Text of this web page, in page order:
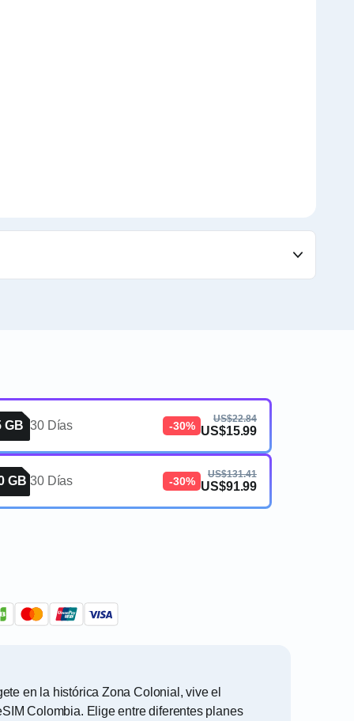
GB 30 Días -30%
US$22.84
US$15.99
GB 30 Días -30%
US$131.41
US$91.99
en la histórica Zona Colonial, vive el
Colombia. Elige entre diferentes planes